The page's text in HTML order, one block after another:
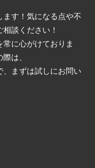
ます！気になる点や不
談ください！
に心がけておりま
は、
、まずは試しにお問い